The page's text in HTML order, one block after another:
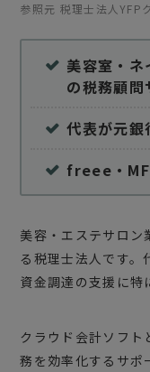
参照元 税理士法人YFP
美容室・ネ
の税務顧問
代表が元銀
freee・MF
美容・エステサロン
る税理士法人です。
資金調達の支援に特
クラウド会計ソフト
務を効率化するサポ